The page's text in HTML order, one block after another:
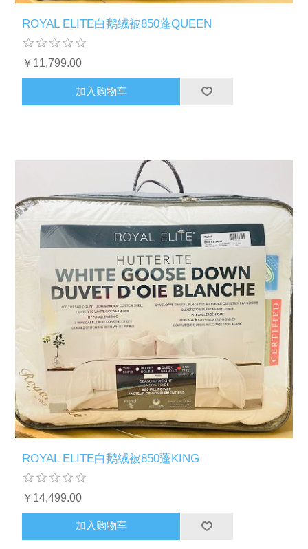
ROYAL ELITE白鹅绒被850蓬QUEEN
￥11,799.00
加入购物车
ROYAL ELITE白鹅绒被850蓬KING
￥14,499.00
加入购物车